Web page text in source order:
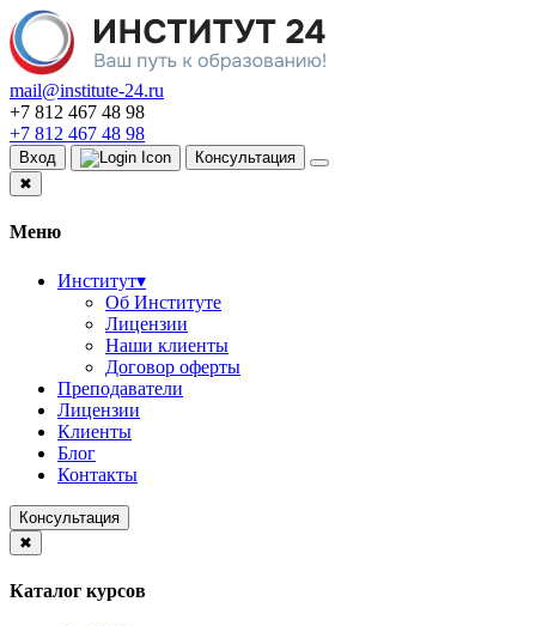
mail@institute-24.ru
+7 812 467 48 98
+7 812 467 48 98
Вход
Консультация
✖
Меню
Институт▾
Об Институте
Лицензии
Наши клиенты
Договор оферты
Преподаватели
Лицензии
Клиенты
Блог
Контакты
Консультация
✖
Каталог курсов